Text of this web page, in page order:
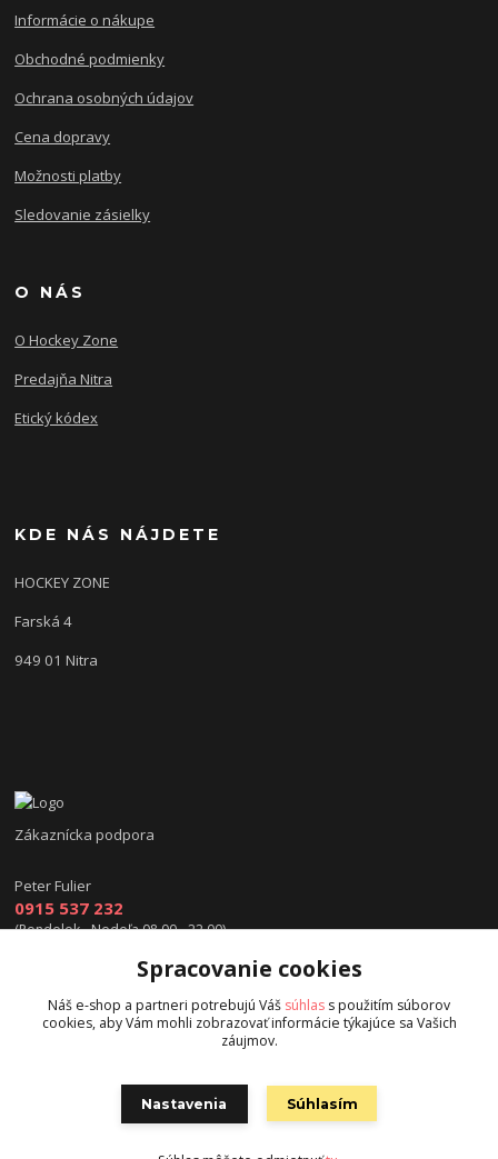
Informácie o nákupe
Obchodné podmienky
Ochrana osobných údajov
Cena dopravy
Možnosti platby
Sledovanie zásielky
O NÁS
O Hockey Zone
Predajňa Nitra
Etický kódex
KDE NÁS NÁJDETE
HOCKEY ZONE
Farská 4
949 01 Nitra
Zákaznícka podpora
Peter Fulier
0915 537 232
(Pondelok - Nedeľa 08.00 - 22.00)
info@hokejexpert.sk
Spracovanie cookies
Náš e-shop a partneri potrebujú Váš súhlas s použitím súborov
cookies, aby Vám mohli zobrazovať informácie týkajúce sa Vašich
záujmov.
Nastavenia Súhlasím